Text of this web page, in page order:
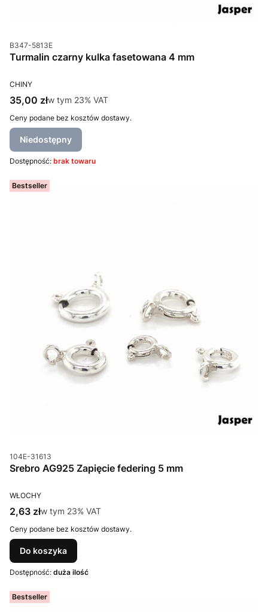
Kod produktu
B347-5813E
Turmalin czarny kulka fasetowana 4 mm
PRODUCENT
CHINY
Cena brutto
35,00 złw tym %s VAT
w tym 23% VAT
Ceny podane bez kosztów dostawy.
Niedostępny
Dostępność: brak towaru
Bestseller
Kod produktu
104E-31613
Srebro AG925 Zapięcie federing 5 mm
PRODUCENT
WŁOCHY
Cena brutto
2,63 złw tym %s VAT
w tym 23% VAT
Ceny podane bez kosztów dostawy.
Do koszyka
Dostępność: duża ilość
Bestseller